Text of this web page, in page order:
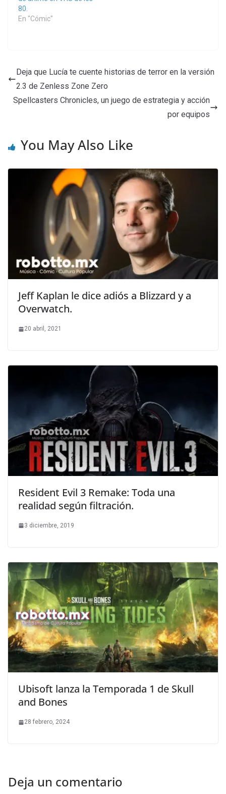
80.
En "Cómic"
Deja que Lucía te cuente historias de terror en la versión
2.3 de Zenless Zone Zero
Spellcasters Chronicles, un juego de estrategia y acción
por equipos
You May Also Like
Jeff Kaplan le dice adiós a Blizzard y a
Overwatch.
20 abril, 2021
Resident Evil 3 Remake: Toda una
realidad según filtración.
3 diciembre, 2019
Ubisoft lanza la Temporada 1 de Skull
and Bones
28 febrero, 2024
Deja un comentario